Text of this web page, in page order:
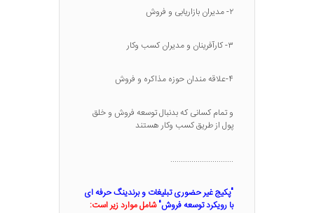
۲- مدیران بازاریابی و فروش
۳- کارآفرینان و مدیران کسب وکار
۴-علاقه مندان حوزه مذاکره و فروش
و تمام کسانی که بدنبال توسعه فروش و خلق
پول از طریق کسب وکار هستند
..............................
"پکیج غیر حضوری تبلیغات و برندینگ حرفه ای
با رویکرد توسعه فروش" شامل موارد زیر است: